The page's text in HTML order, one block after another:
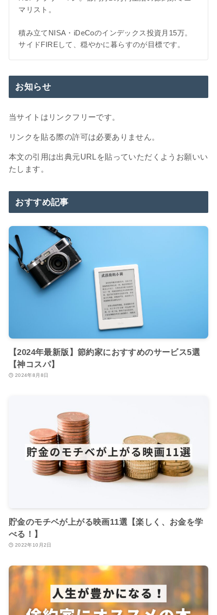
マリスト。
積み立てNISA・iDeCoのインデックス投資月15万。
サイドFIREして、穏やかに暮らすのが目標です。
お知らせ
当サイトはリンクフリーです。
リンクを貼る際の許可は必要ありません。
本文の引用は出典元URLを貼っていただくようお願いい
たします。
おすすめ記事
【2024年最新版】節約家におすすめのサービス5選
【神コスパ】
2024年8月8日
貯金のモチベが上がる映画11選【楽しく、お金を学
べる！】
2022年10月2日